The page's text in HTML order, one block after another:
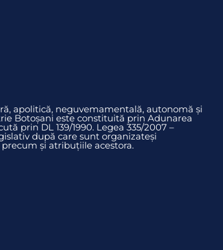
apolitică, neguvemamentală, autonomă și
Botoșani este constituită prin Adunarea
prin DL 139/1990. Legea 335/2007 –
după care sunt organizateși
și atribuțiile acestora.